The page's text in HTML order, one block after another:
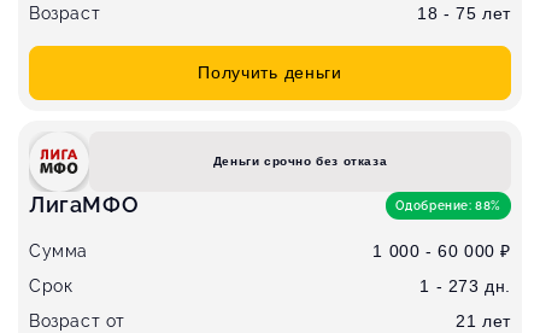
Возраст
18 - 75 лет
Получить деньги
Деньги срочно без отказа
ЛигаМФО Одобрение: 88%
Сумма
1 000 - 60 000 ₽
Срок
1 - 273 дн.
Возраст от
21 лет